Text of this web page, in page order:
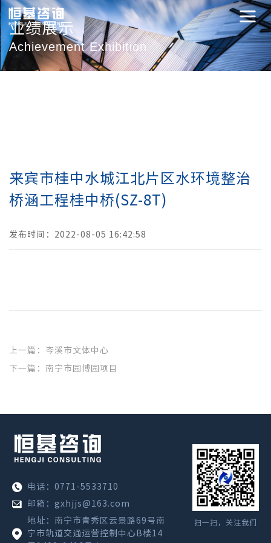
业绩展示
Achievement Exhibition
来宾市桂中水城江北片区水环境整治
桥涵工程桂中桥(SZ-8T)
发布时间：2022-08-05 16:42:58
上一篇：岑溪市文体中心
下一篇：南宁市园博园项目
电话：0771-5533710
邮箱：gxhjjs@163.com
地址：南宁市青秀区云景路69号南
宁市轨道交通运营控制中心B楼14
扫一扫，关注我们